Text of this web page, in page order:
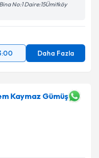
No:1 Daire:15Ümitköy
Daha Fazla
Kaymaz Gümüş